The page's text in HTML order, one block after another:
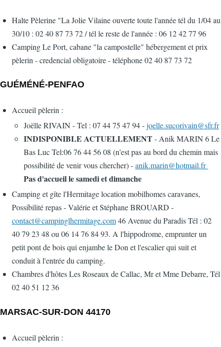
Halte Pèlerine "La Jolie Vilaine ouverte toute l'année tél du 1/04 au
30/10 : 02 40 87 73 72 / tél le reste de l'année : 06 12 42 77 96
Camping Le Port, cabane "la campostelle" hébergement et prix
pèlerin - credencial obligatoire - téléphone 02 40 87 73 72
GUÉMÉNÉ-PENFAO
Accueil pèlerin :
Joëlle RIVAIN - Tel : 07 44 75 47 94 -joelle.sucorivain@sfr.fr
INDISPONIBLE ACTUELLEMENT- Anik MARIN 6 Le
Bas Luc Tel:06 76 44 56 08 (n'est pas au bord du chemin mais
possibilité de venir vous chercher) -anik.marin@hotmail.fr
Pas d'accueil le samedi et dimanche
Camping et gîte l'Hermitage location mobilhomes caravanes,
Possibilité repas - Valérie et Stéphane BROUARD -
contact@campinglhermitage.com46 Avenue du Paradis Tél : 02
40 79 23 48 ou 06 14 76 84 93. A l'hippodrome, emprunter un
petit pont de bois qui enjambe le Don et l'escalier qui suit et
conduit à l'entrée du camping.
Chambres d'hôtes Les Roseaux de Callac, Mr et Mme Debarre, Tél
02 40 51 12 36
MARSAC-SUR-DON 44170
Accueil pèlerin :